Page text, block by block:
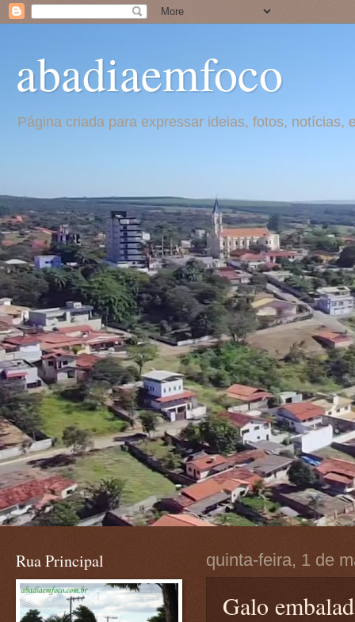
abadiaemfoco
Página criada para expressar ideias, fotos,
quinta-feira, 1 de
Galo
Rua Principal